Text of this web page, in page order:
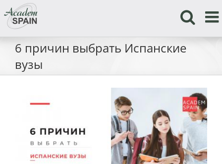
to
content
6 причин выбрать Испанские
вузы